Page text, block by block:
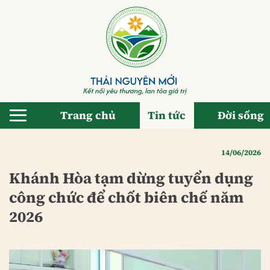
Trang chủ Tin tức Đời sống
14/06/2026
Khánh Hòa tạm dừng tuyển dụng
công chức để chốt biên chế năm
2026